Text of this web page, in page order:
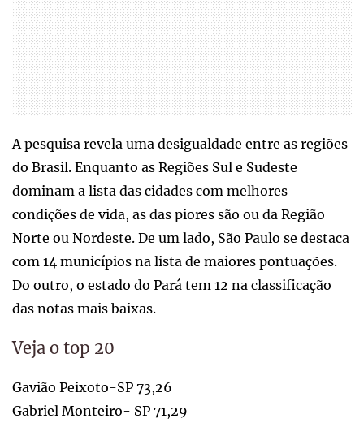
A pesquisa revela uma desigualdade entre as regiões
do Brasil. Enquanto as Regiões Sul e Sudeste
dominam a lista das cidades com melhores
condições de vida, as das piores são ou da Região
Norte ou Nordeste. De um lado, São Paulo se destaca
com 14 municípios na lista de maiores pontuações.
Do outro, o estado do Pará tem 12 na classificação
das notas mais baixas.
Veja o top 20
Gavião Peixoto-SP 73,26
Gabriel Monteiro- SP 71,29